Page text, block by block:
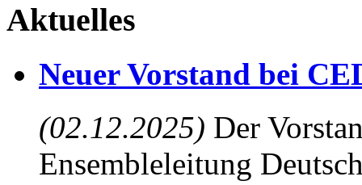
Aktuelles
Neuer Vorstand bei
(02.12.2025) Der
Ensembleleitung